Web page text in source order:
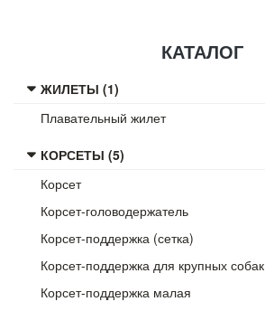
КАТАЛОГ
ЖИЛЕТЫ (1)
Плавательный жилет
КОРСЕТЫ (5)
Корсет
Корсет-головодержатель
Корсет-поддержка (сетка)
Корсет-поддержка для крупных собак
Корсет-поддержка малая